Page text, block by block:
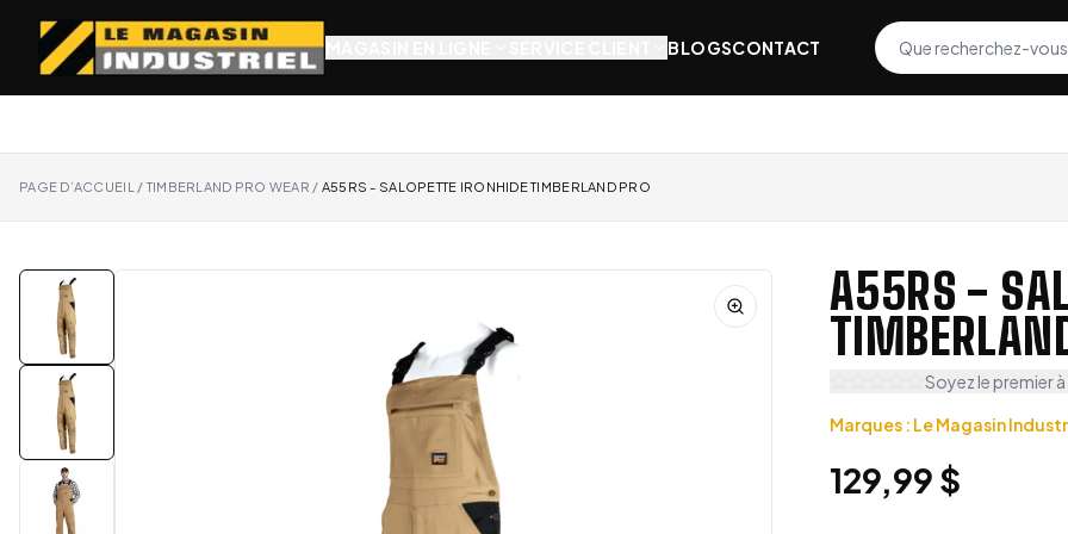
BLOGSCONTACT
PAGE D’ACCUEIL /TIMBERLAND PRO WEAR / A55RS - SALOPETTE IRONHIDE TIMBERLAND PRO
A55RS -
Soyez le premier
Marques : Le Magasin
129,99 $